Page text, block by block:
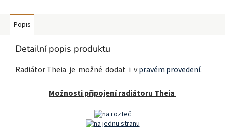
Popis
Detailní popis produktu
Radiátor Theia je možné dodat i vpravém provedení.
Možnosti připojení radiátoru Theia